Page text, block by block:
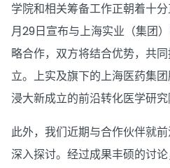
学院和相关筹备工作正朝着十
月29日宣布与上海实业（集团
略合作，双方将结合优势，共
立。上实及旗下的上海医药集
浸大新成立的前沿转化医学研究
此外，我们近期与合作伙伴就
深入探讨。经过成果丰硕的讨